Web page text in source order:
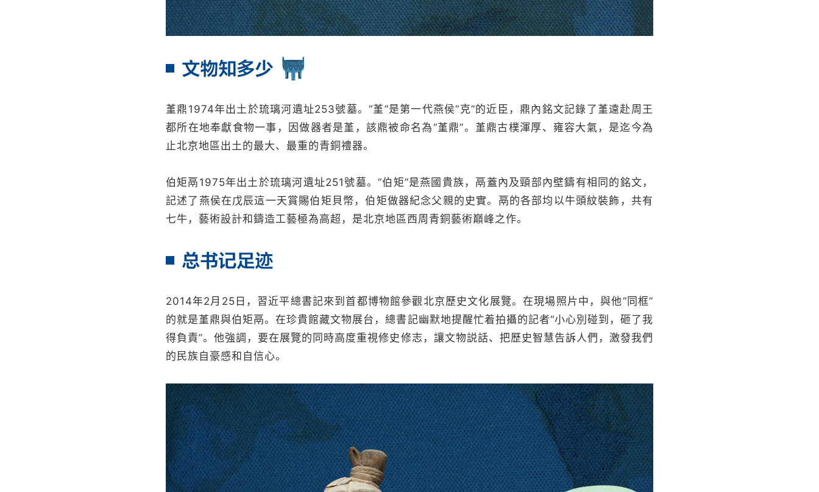
堇鼎1974年出土於琉璃河遺址253號墓。“堇”是第一代燕侯“克”的近臣，鼎內銘文記錄了堇遠赴周王
都所在地奉獻食物一事，因做器者是堇，該鼎被命名為“堇鼎”。堇鼎古樸渾厚、雍容大氣，是迄今為
止北京地區出土的最大、最重的青銅禮器。
伯矩鬲1975年出土於琉璃河遺址251號墓。“伯矩”是燕國貴族，鬲蓋內及頸部內壁鑄有相同的銘文，
記述了燕侯在戊辰這一天賞賜伯矩貝幣，伯矩做器紀念父親的史實。鬲的各部均以牛頭紋裝飾，共有
七牛，藝術設計和鑄造工藝極為高超，是北京地區西周青銅藝術巔峰之作。
2014年2月25日，習近平總書記來到首都博物館參觀北京歷史文化展覽。在現場照片中，與他“同框”
的就是堇鼎與伯矩鬲。在珍貴館藏文物展台，總書記幽默地提醒忙着拍攝的記者“小心別碰到，砸了我
得負責”。他強調，要在展覽的同時高度重視修史修志，讓文物説話、把歷史智慧告訴人們，激發我們
的民族自豪感和自信心。